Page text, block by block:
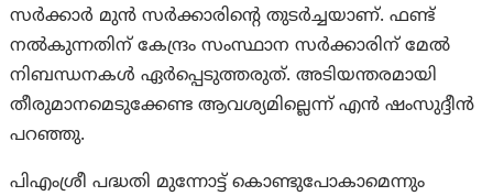
സർക്കാർ മുൻ സർക്കാരിന്റെ തുടർച്ചയാണ്. ഫണ്ട്
നൽകുന്നതിന് കേന്ദ്രം സംസ്ഥാന സർക്കാരിന് മേൽ
നിബന്ധനകൾ ഏർപ്പെടുത്തരുത്. അടിയന്തരമായി
തീരുമാനമെടുക്കേണ്ട ആവശ്യമില്ലെന്ന് എൻ ഷംസുദ്ദീൻ
പറഞ്ഞു.
പി‌എം‌ശ്രീ പദ്ധതി മുന്നോട്ട് കൊണ്ടുപോകാമെന്നും